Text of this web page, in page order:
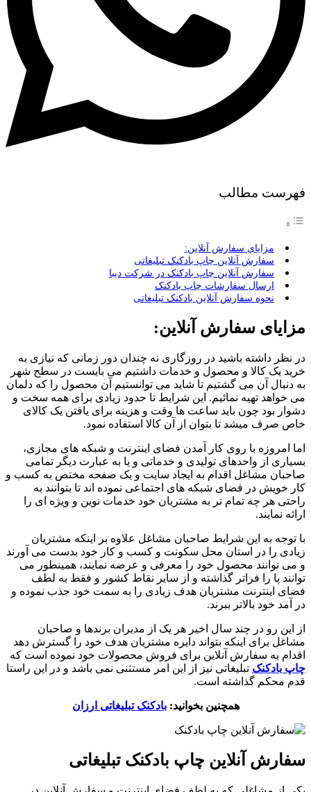
فهرست مطالب
مزایای سفارش آنلاین:
سفارش آنلاین چاپ بادکنک تبلیغاتی
سفارش آنلاین چاپ بادکنک در شرکت دیبا
ارسال سفارشات چاپ بادکنک
نحوه سفارش آنلاین بادکنک تبلیغاتی
مزایای سفارش آنلاین:
در نظر داشته باشید در روزگاری نه چندان دور زمانی که نیازی به
خرید یک کالا و محصول و خدمات داشتیم می بایست در سطح شهر
به دنبال آن می گشتیم تا شاید می توانستیم آن محصول را که دلمان
می خواهد تهیه نمائیم. این شرایط تا حدود زیادی برای همه سخت و
دشوار بود چون باید ساعت ها وقت و هزینه برای یافتن یک کالای
خاص صرف میشد تا بتوان از آن کالا استفاده نمود.
اما امروزه با روی کار آمدن فضای اینترنت و شبکه های مجازی،
بسیاری از واحدهای تولیدی و خدماتی و یا به عبارت دیگر تمامی
صاحبان مشاغل اقدام به ایجاد سایت و یک صفحه مختص به کسب و
کار خویش در فضای شبکه های اجتماعی نموده اند تا بتوانند به
راحتی هر چه تمام تر به مشتریان خود خدمات نوین و ویژه ای را
ارائه نمایند.
با توجه به این شرایط صاحبان مشاغل علاوه بر اینکه مشتریان
زیادی را در استان محل سکونت و کسب و کار خود بدست می آورند
و می توانند محصول خود را معرفی و عرضه نمایند، همینطور می
توانند پا را فراتر گذاشته و از سایر نقاط کشور و فقط به لطف
فضای اینترنت مشتریان هدف زیادی را به سمت خود جذب نموده و
در آمد خود بالاتر ببرند.
از این رو در چند سال اخیر هر یک از مدیران برندها و صاحبان
مشاغل برای اینکه بتواند دایره مشتریان هدف خود را گسترش دهد
اقدام به سفارش آنلاین برای فروش محصولات خود نموده است که
چاپ بادکنک تبلیغاتی نیز از این امر مستثنی نمی باشد و در این راستا
قدم محکم گذاشته است.
همچنین بخوانید:بادکنک تبلیغاتی ارزان
سفارش آنلاین چاپ بادکنک تبلیغاتی